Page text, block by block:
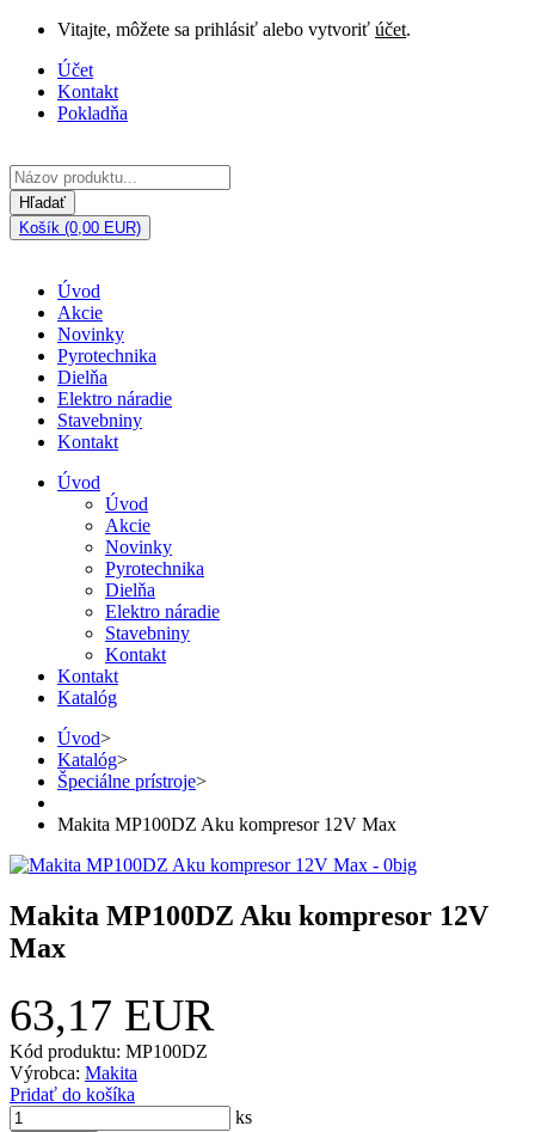
Vitajte, môžete sa prihlásiť alebo vytvoriť účet.
Účet
Kontakt
Pokladňa
Hľadať
Košík (0,00 EUR)
Úvod
Akcie
Novinky
Pyrotechnika
Dielňa
Elektro náradie
Stavebniny
Kontakt
Úvod
Úvod
Akcie
Novinky
Pyrotechnika
Dielňa
Elektro náradie
Stavebniny
Kontakt
Kontakt
Katalóg
Úvod>
Katalóg>
Špeciálne prístroje>
Makita MP100DZ Aku kompresor 12V Max
Makita MP100DZ Aku kompresor 12V
Max
63,17 EUR
Kód produktu: MP100DZ
Výrobca: Makita
Pridať do košíka
ks